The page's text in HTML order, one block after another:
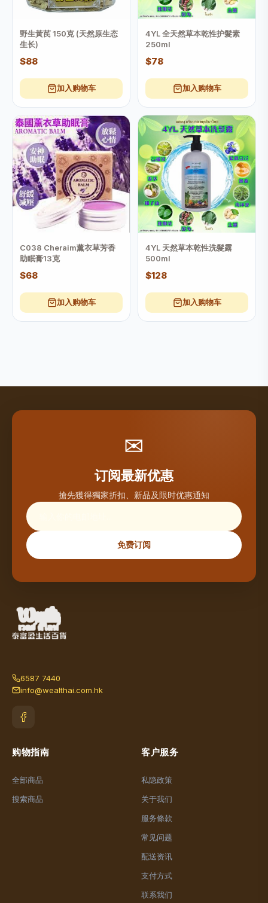
野生黃芪 150克 (天然原生态
生长)
$88
加入购物车
4YL 全天然草本乾性护髮素
250ml
$78
加入购物车
C038 Cheraim薰衣草芳香
助眠膏13克
$68
加入购物车
4YL 天然草本乾性洗髮露
500ml
$128
加入购物车
✉
订阅最新优惠
搶先獲得獨家折扣、新品及限时优惠通知
免费订阅
6587 7440
info@wealthai.com.hk
购物指南
全部商品
搜索商品
客户服务
私隐政策
关于我们
服务條款
常见问题
配送资讯
支付方式
联系我们